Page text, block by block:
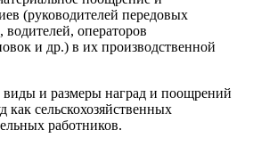
(руководителей передовых
водителей, операторов
и др.) в их производственной
и размеры наград и поощрений
как сельскохозяйственных
работников.